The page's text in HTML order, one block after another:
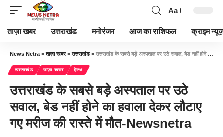
Aa
ताज़ा खबर उत्तराखंड मनोरंजन आज का राशिफल क्राइम न्यूज़
News Netra >ताज़ा खबर>उत्तराखंड> उत्तराखंड के सबसे बड़े अस्पताल पर उठे सवाल, बेड नहीं होने का हवाला देकर लौटाए गए मरीज की रास्ते में मौत-Newsnetra
उत्तराखंड ताज़ा खबर हेल्थ
उत्तराखंड के सबसे बड़े अस्पताल पर उठे
सवाल, बेड नहीं होने का हवाला देकर लौटाए
गए मरीज की रास्ते में मौत-Newsnetra